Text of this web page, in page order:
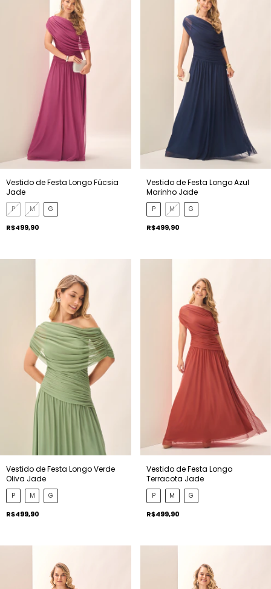
Vestido de Festa Longo Fúcsia
Jade
P M G
R$499,90
Vestido de Festa Longo Azul
Marinho Jade
P M G
R$499,90
Vestido de Festa Longo Verde
Oliva Jade
P M G
R$499,90
Vestido de Festa Longo
Terracota Jade
P M G
R$499,90